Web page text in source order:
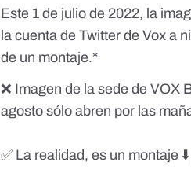
Este 1 de julio de 2022, la
lacuenta de Twitter de Vox a
de un montaje.*
❌ Imagen de la sede de VOX
agosto sólo abren por las
✅ La realidad, es un montaje ⬇️